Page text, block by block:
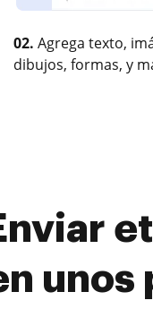
02. Agrega texto,
dibujos, formas, y
unos